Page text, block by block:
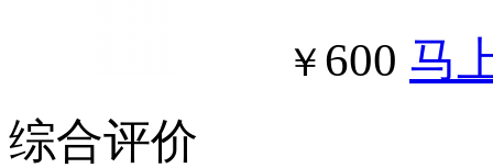
￥ 600 马
综合评价